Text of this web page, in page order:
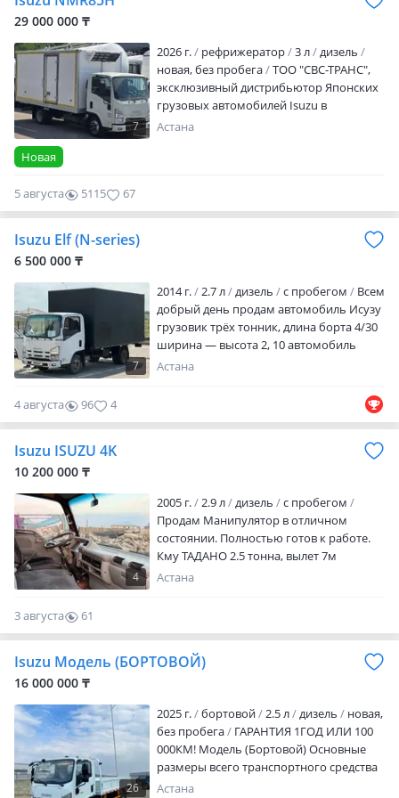
указана ОТ. Гарантия на автомобиль — 5
29 000 000 ₸
7
2026 г. рефрижератор 3 л
дизель
новая, без пробега
ТОО "СВС-ТРАНС",
эксклюзивный дистрибьютор Японских
грузовых автомобилей Isuzu в
Казахстане представляет Вашему
Возможность монтажа любого типа
рефрижератор, изотермический фургон
Астана
Новая
5 августа 5115 67
Isuzu Elf (N-series)
6 500 000 ₸
7
2014 г. 2.7 л дизель с пробегом
Всем
добрый день продам автомобиль Исузу
грузовик трёх тонник, длина борта 4/30
ширина — высота 2, 10 автомобиль
отличном техническом состоянии,
платой (в Астане) в общем звоните Торг
Астана
4 августа 96 4
Isuzu ISUZU 4K
10 200 000 ₸
4
2005 г. 2.9 л дизель
с пробегом
Продам Манипулятор в отличном
состоянии. Полностью готов к работе.
Кму ТАДАНО 2.5 тонна, вылет 7м
работает четко. Длина борта 4.20 на 2м,
Астана
3 августа
61
0
Isuzu Модель (БОРТОВОЙ)
16 000 000 ₸
26
2025 г. бортовой 2.5 л дизель
новая,
без пробега
ГАРАНТИЯ 1ГОД ИЛИ 100
000КМ! Модель (Бортовой) Основные
размеры всего транспортного средства
Размер внутрь 4150х2100х2100
Астана